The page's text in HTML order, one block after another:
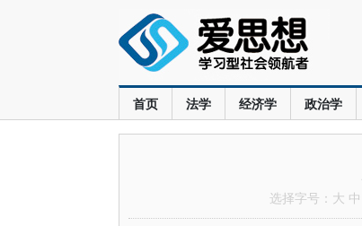
首页 法学 经济学 政治学
选择字号： 大 中